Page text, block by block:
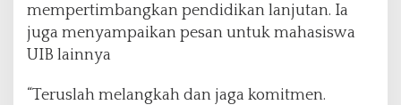
mempertimbangkan pendidikan lanjutan. Ia
juga menyampaikan pesan untuk mahasiswa
UIB lainnya
“Teruslah melangkah dan jaga komitmen.